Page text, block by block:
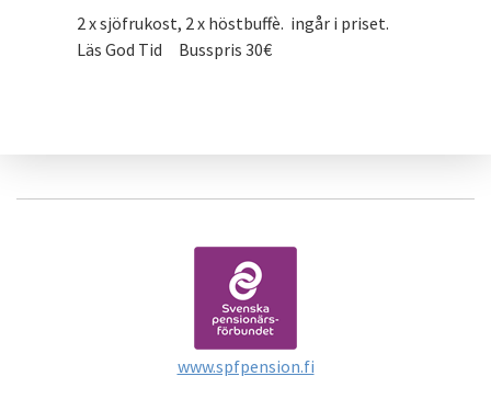
2 x sjöfrukost, 2 x höstbuffè. ingår i priset.
Läs God Tid Busspris 30€
www.spfpension.fi